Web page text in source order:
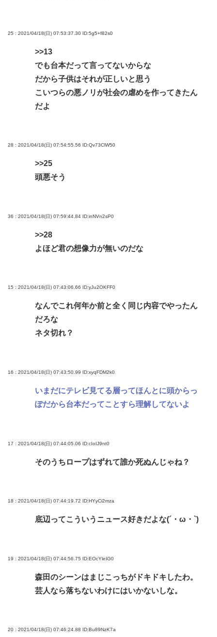
25 : 2021/04/18(日) 07:53:37.30 ID:5g5+f82s0
>>13
でも台本だって言ってないからな
だから子供はそれが正しいと思う
こいつらの悪ノリが社会の虐めを作ってきたん
だよ
28 : 2021/04/18(日) 07:54:55.56 ID:Qv73ClW50
>>25
頭悪そう
36 : 2021/04/18(日) 07:59:44.84 ID:inNVn2sP0
>>28
よほど君の想像力が無いのだな
15 : 2021/04/18(日) 07:43:06.66 ID:yJu2OKFF0
なんでこれ何年か前と全く同じ内容でやったん
だろな
ネタ切れ？
16 : 2021/04/18(日) 07:43:50.99 ID:xyqFDM2k0
いまだにテレビ見てる層ってほんとに頭からっ
ぽだから台本だってことすら理解してないよ
17 : 2021/04/18(日) 07:44:05.06 ID:cIoIJ9nt0
そのうちロープはずれて誰か死ぬんじゃね？
18 : 2021/04/18(日) 07:44:19.72 ID:HYyCi2mza
底辺ってこういうニュース好きだよな(´・ω・`)
19 : 2021/04/18(日) 07:44:56.75 ID:EOcYleIG0
森田のシーンはまじこっちがドキドキしたわ。
芸人なら落ちないわけにはいかないしな。
20 : 2021/04/18(日) 07:46:24.88 ID:Bu89NzK7a